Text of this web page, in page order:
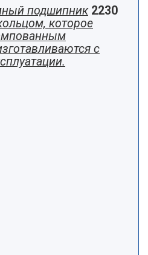
подшипник 2230
которое
с